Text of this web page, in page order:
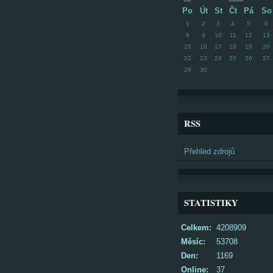
Po Út St Čt Pá So
1 2 3 4 5 6
8
9 10 11 12 13
15
16 17 18 19 20
22
23 24 25 26 27
29
30
RSS
Přehled zdrojů
STATISTIKY
Online: 37
Celkem: 4208909
Měsíc:
53708
Den:
1169